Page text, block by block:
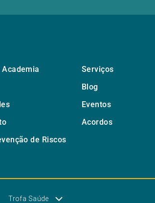
Serviços
Blog
Eventos
Acordos
de Riscos
Trofa Saúde